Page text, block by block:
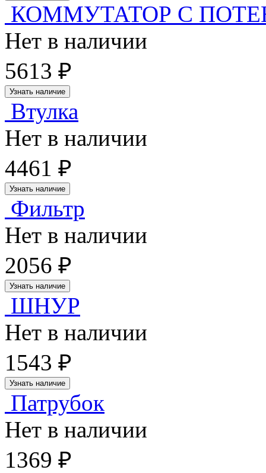
КОММУТАТОР С
Нет в наличии
5613 ₽
Узнать наличие
Втулка
Нет в наличии
4461 ₽
Узнать наличие
Фильтр
Нет в наличии
2056 ₽
Узнать наличие
ШНУР
Нет в наличии
1543 ₽
Узнать наличие
Патрубок
Нет в наличии
1369 ₽